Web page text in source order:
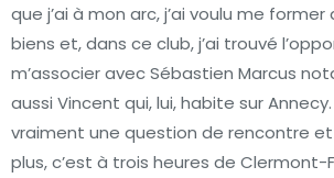
que j’ai à mon arc, j’ai voulu me
biens et, dans ce club, j’ai trouvé
m’associer avec Sébastien Marcus
aussi Vincent qui, lui, habite sur
vraiment une question de rencontre et
plus, c’est à trois heures de Clermont-